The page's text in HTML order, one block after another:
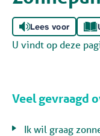
Lees voor
U vindt op deze
Veel gevraagd
Ik wil graag